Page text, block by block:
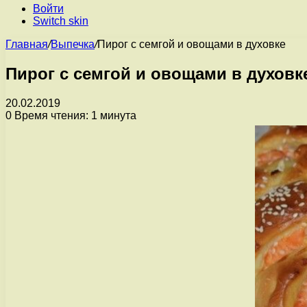
Войти
Switch skin
Главная/Выпечка/Пирог с семгой и овощами в духовке
Пирог с семгой и овощами в
20.02.2019
0 Время чтения: 1 минута